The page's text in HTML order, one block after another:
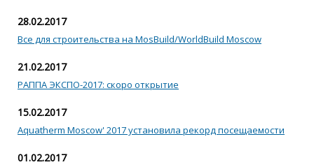
28.02.2017
Все для строительства на MosBuild/WorldBuild Moscow
21.02.2017
РАППА ЭКСПО-2017: скоро открытие
15.02.2017
Aquatherm Moscow' 2017 установила рекорд посещаемости
01.02.2017